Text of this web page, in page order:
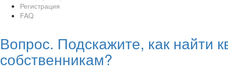
Регистрация
FAQ
Вопрос. Подскажите, как найти
собственникам?